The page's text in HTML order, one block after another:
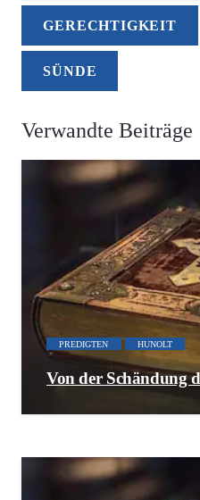
GERECHTIGKEIT
SÜNDE
Verwandte Beiträge
PREDIGTEN HUNOLT
Von der Schändung